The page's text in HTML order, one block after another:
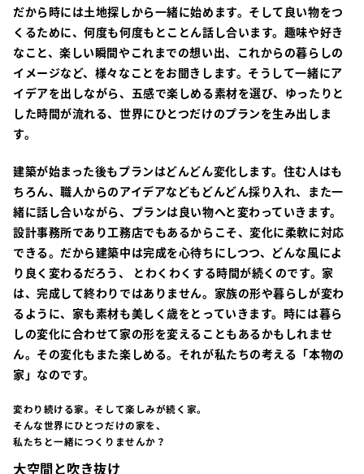
だから時には土地探しから一緒に始めます。そして良い物をつ
くるために、何度も何度もとことん話し合います。趣味や好き
なこと、楽しい瞬間やこれまでの想い出、これからの暮らしの
イメージなど、様々なことをお聞きします。そうして一緒にア
イデアを出しながら、五感で楽しめる素材を選び、ゆったりと
した時間が流れる、世界にひとつだけのプランを生み出しま
す。
建築が始まった後もプランはどんどん変化します。住む人はも
ちろん、職人からのアイデアなどもどんどん採り入れ、また一
緒に話し合いながら、プランは良い物へと変わっていきます。
設計事務所であり工務店でもあるからこそ、変化に柔軟に対応
できる。だから建築中は完成を心待ちにしつつ、どんな風によ
り良く変わるだろう、 とわくわくする時間が続くのです。家
は、完成して終わりではありません。家族の形や暮らしが変わ
るように、家も素材も美しく歳をとっていきます。時には暮ら
しの変化に合わせて家の形を変えることもあるかもしれませ
ん。その変化もまた楽しめる。それが私たちの考える「本物の
家」なのです。
変わり続ける家。そして楽しみが続く家。
そんな世界にひとつだけの家を、
私たちと一緒につくりませんか？
大空間と吹き抜け